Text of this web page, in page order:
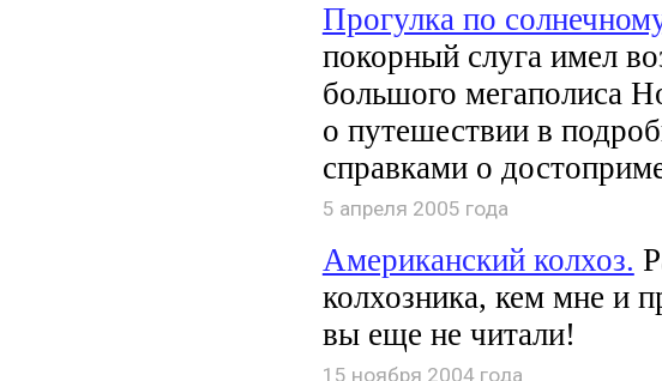
Прогулка по
покорный слуга имел
большого мегаполиса
о путешествии в
справками о
5 апреля 2005 года
Американский колхоз.
колхозника, кем мне и
вы еще не читали!
15 ноября 2004 года